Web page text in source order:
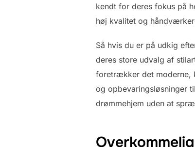
kendt for deres fokus på
høj kvalitet og
Så hvis du er på udkig
deres store udvalg af
foretrækker det moderne,
og opbevaringsløsninger
drømmehjem uden at